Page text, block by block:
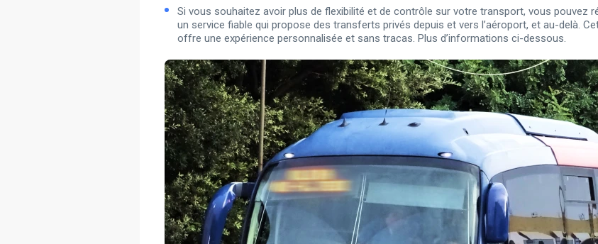
Si vous souhaitez avoir plus de flexibilité et de contrôle sur votre transport, vous pouvez
un service fiable qui propose des transferts privés depuis et vers l’aéroport, et au-delà.
offre une expérience personnalisée et sans tracas. Plus d’informations ci-dessous.